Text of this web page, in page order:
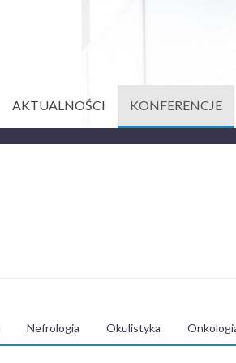
AKTUALNOŚCI KONFERENCJE
Nefrologia Okulistyka